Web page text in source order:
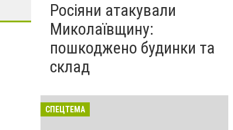
Росіяни атакували
Миколаївщину:
пошкоджено будинки та
склад
СПЕЦТЕМА